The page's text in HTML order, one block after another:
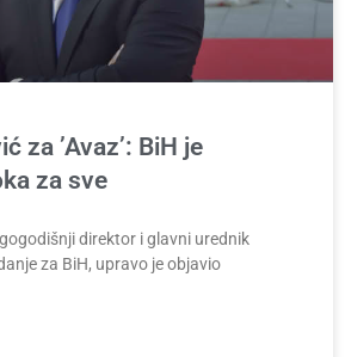
za ’Avaz’: BiH je
za sve
direktor i glavni urednik
za BiH, upravo je objavio